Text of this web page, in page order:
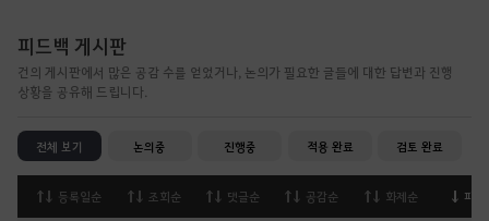
피드백 게시판
건의 게시판에서 많은 공감 수를 얻었거나, 논의가 필요한 글들에 대한 답변과 진행
상황을 공유해 드립니다.
전체 보기 논의중 진행중 적용 완료 검토 완료
등록일순 조회순 댓글순 공감순 화제순 피